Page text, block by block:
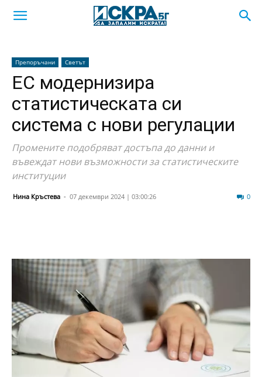
Препоръчани Светът
ЕС модернизира
статистическата си
система с нови регулации
Промените подобряват достъпа до данни и
въвеждат нови възможности за статистическите
институции
Нина Кръстева - 07 декември 2024 | 03:00:26 0